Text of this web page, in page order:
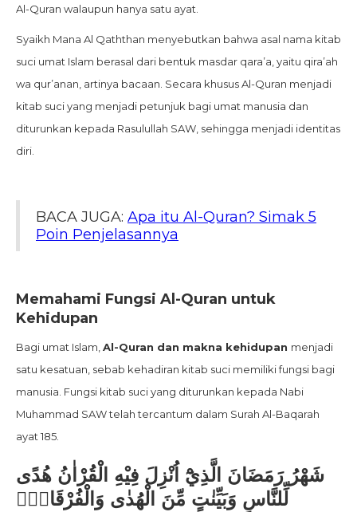
Al-Quran walaupun hanya satu ayat.
Syaikh Mana Al Qaththan menyebutkan bahwa asal nama kitab
suci umat Islam berasal dari bentuk masdar qara’a, yaitu qira’ah
wa qur’anan, artinya bacaan. Secara khusus Al-Quran menjadi
kitab suci yang menjadi petunjuk bagi umat manusia dan
diturunkan kepada Rasulullah SAW, sehingga menjadi identitas
diri.
BACA JUGA: Apa itu Al-Quran? Simak 5
Poin Penjelasannya
Memahami Fungsi Al-Quran untuk
Kehidupan
Bagi umat Islam,Al-Quran dan makna kehidupan menjadi
satu kesatuan, sebab kehadiran kitab suci memiliki fungsi bagi
manusia. Fungsi kitab suci yang diturunkan kepada Nabi
Muhammad SAW telah tercantum dalam Surah Al-Baqarah
ayat 185.
شَهْرُ رَمَضَانَ الَّذِيْٓ اُنْزِلَ فِيْهِ الْقُرْاٰنُ هُدًى
لِّلنَّاسِ وَبَيِّنٰتٍ مِّنَ الْهُدٰى وَالْفُرْقَانِۚ